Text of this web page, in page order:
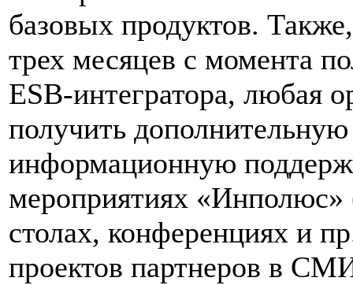
базовых продуктов.
трех месяцев с момента
ESB-интегратора, любая
получить
информационную
мероприятиях «Инполюс»
столах, конференциях и
проектов партнеров в